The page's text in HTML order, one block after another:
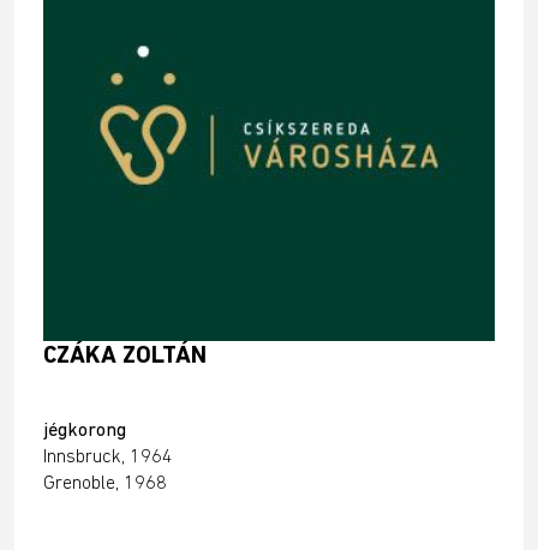
CZÁKA ZOLTÁN
jégkorong
Innsbruck, 1964
Grenoble, 1968